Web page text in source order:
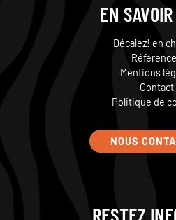
EN
Décalez! en
Mentions
Contact
Politique de
NOUS
RESTEZ